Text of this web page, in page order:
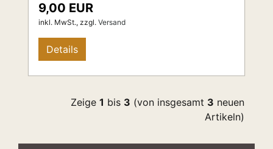
9,00 EUR
inkl. MwSt., zzgl. Versand
Details
Zeige 1 bis 3 (von insgesamt 3 neuen
Artikeln)